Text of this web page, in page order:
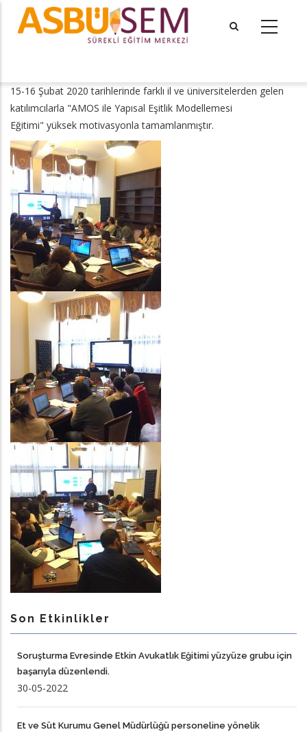
içeriğe
15-16 Şubat 2020 tarihlerinde farklı il ve üniversitelerden gelen
katılımcılarla "AMOS ile Yapısal Eşitlik Modellemesi
Eğitimi" yüksek motivasyonla tamamlanmıştır.
Son Etkinlikler
Soruşturma Evresinde Etkin Avukatlık Eğitimi yüzyüze grubu için
başarıyla düzenlendi.
30-05-2022
Et ve Süt Kurumu Genel Müdürlüğü personeline yönelik